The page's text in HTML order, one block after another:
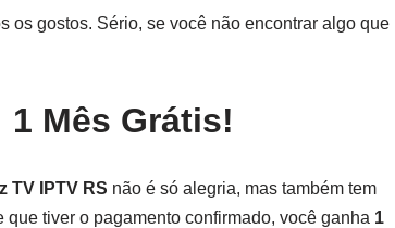
os gostos. Sério, se você não encontrar algo que
Mês Grátis!
TV IPTV RS não é só alegria, mas também tem
tiver o pagamento confirmado, você ganha 1